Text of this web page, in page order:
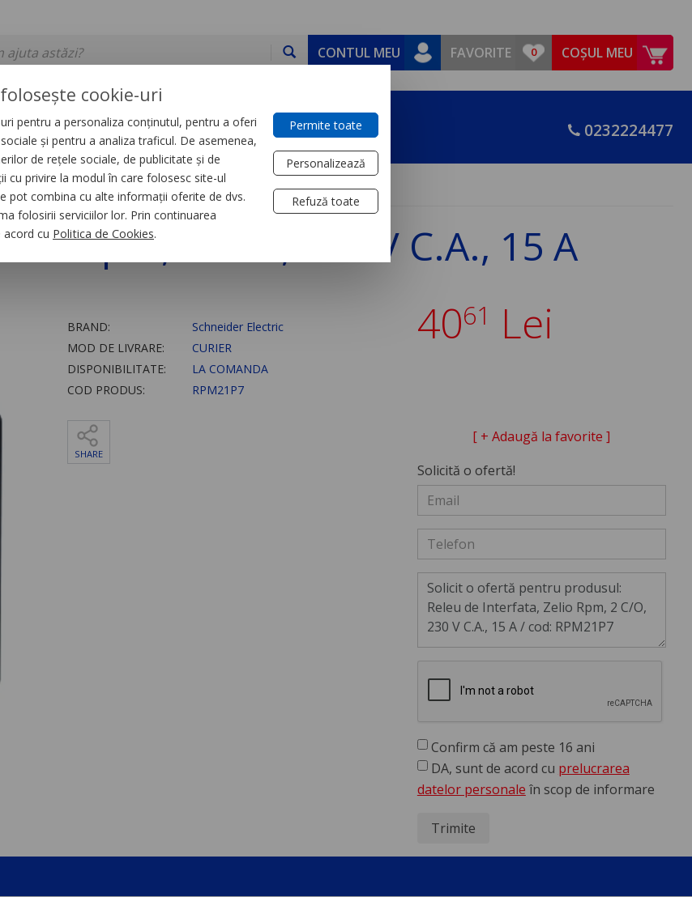
CONTUL MEU FAVORITE COȘUL MEU
SERVICII DEVINO PARTENER CONTACT 0232224477
Relee
Rpm, 2 C/O, 230 V C.A., 15 A
BRAND:
Schneider Electric
MOD DE LIVRARE:
CURIER
DISPONIBILITATE:
LA COMANDA
COD PRODUS:
RPM21P7
SHARE
4061 Lei
[ + Adaugă la favorite ]
Solicită o ofertă!
Confirm că am peste 16 ani
DA, sunt de acord cu prelucrarea
datelor personale în scop de informare
Trimite
cookie-uri
pentru a personaliza conținutul, pentru a oferi
și pentru a analiza traficul. De asemenea,
de rețele sociale, de publicitate și de
cu privire la modul în care folosesc site-ul
pot combina cu alte informații oferite de dvs.
folosirii serviciilor lor. Prin continuarea
acord cu Politica de Cookies.
Permite toate
Personalizează
Refuză toate